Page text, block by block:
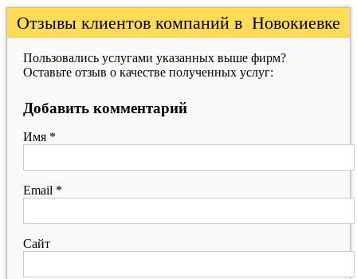
Отзывы клиентов компаний в Новокиевке
Пользовались услугами указанных выше фирм?
Оставьте отзыв о качестве полученных услуг:
Добавить комментарий
Имя *
Email *
Сайт